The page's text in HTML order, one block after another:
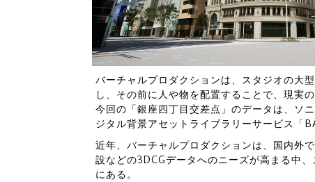
バーチャルプロダクションは、スタジオの大
し、その前に人や物を配置することで、現実
今回の「銀座四丁目交差点」のデータは、ソ
ジタル背景アセットライブラリーサービス「
近年、バーチャルプロダクションは、国内外
設などの3DCGデータへのニーズが高まる中
にある。